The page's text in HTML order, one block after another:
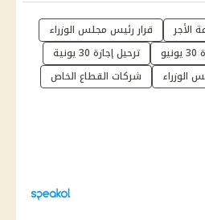
الأجر
قرار رئيس مجلس الوزراء
ترحيل إجازة 30 يونية
الوزراء
شركات القطاع الخاص